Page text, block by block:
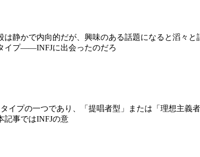
静かで内向的だが、興味のある話題になると滔々
イプ——INFJに出会ったのだろ
イプの一つであり、「提唱者型」または「理想主
記事ではINFJの意